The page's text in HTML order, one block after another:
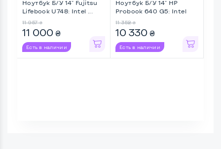
Ноутбук Б/У 14" Fujitsu
Lifebook U748: Intel ...
11 957 ₴
11 000 ₴
Есть в наличии
Ноутбук Б/У 14" HP
Probook 640 G5: Intel
11 352 ₴
10 330 ₴
Есть в наличии